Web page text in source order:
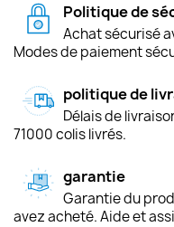
Politique de
Achat sécurisé
Modes de paiement
politique de
Délais de
71000 colis livrés.
garantie
Garantie du
avez acheté. Aide et